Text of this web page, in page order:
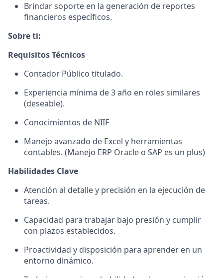
Brindar soporte en la generación de reportes
financieros específicos.
Sobre ti:
Requisitos Técnicos
Contador Público titulado.
Experiencia mínima de 3 año en roles similares
(deseable).
Conocimientos de NIIF
Manejo avanzado de Excel y herramientas
contables. (Manejo ERP Oracle o SAP es un plus)
Habilidades Clave
Atención al detalle y precisión en la ejecución de
tareas.
Capacidad para trabajar bajo presión y cumplir
con plazos establecidos.
Proactividad y disposición para aprender en un
entorno dinámico.